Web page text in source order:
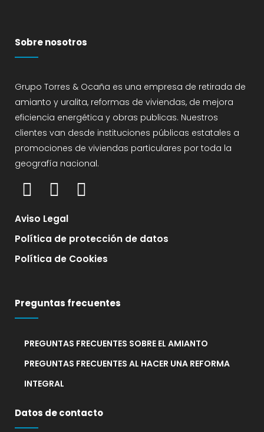
Sobre nosotros
Grupo Torres & Ocaña es una empresa de retirada de
amianto y uralita, reformas de viviendas, de mejora
eficiencia energética y obras publicas. Nuestros
clientes van desde instituciones públicas estatales a
promociones de viviendas particulares por toda la
geografía nacional.
Aviso Legal
Política de protección de datos
Política de Cookies
Preguntas frecuentes
PREGUNTAS FRECUENTES SOBRE EL AMIANTO
PREGUNTAS FRECUENTES AL HACER UNA REFORMA
INTEGRAL
Datos de contacto